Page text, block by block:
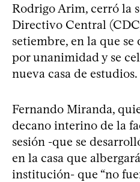
Rodrigo Arim, cerró la
Directivo Central
setiembre, en la que
por unanimidad y se
nueva casa de estudios.
Fernando Miranda,
decano interino de la
sesión -que se
en la casa que
institución- que “no